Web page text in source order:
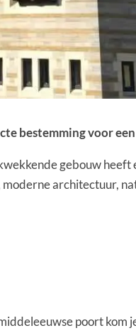
bestemming voor een
gebouw heeft
architectuur,
poort kom